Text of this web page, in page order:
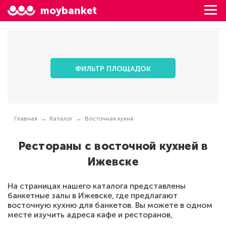
moybanket
ФИЛЬТР ПЛОЩАДОК
Главная Каталог Восточная кухня
Рестораны с восточной кухней в
Ижевске
На страницах нашего каталога представлены
банкетные залы в Ижевске, где предлагают
восточную кухню для банкетов. Вы можете в одном
месте изучить адреса кафе и ресторанов,